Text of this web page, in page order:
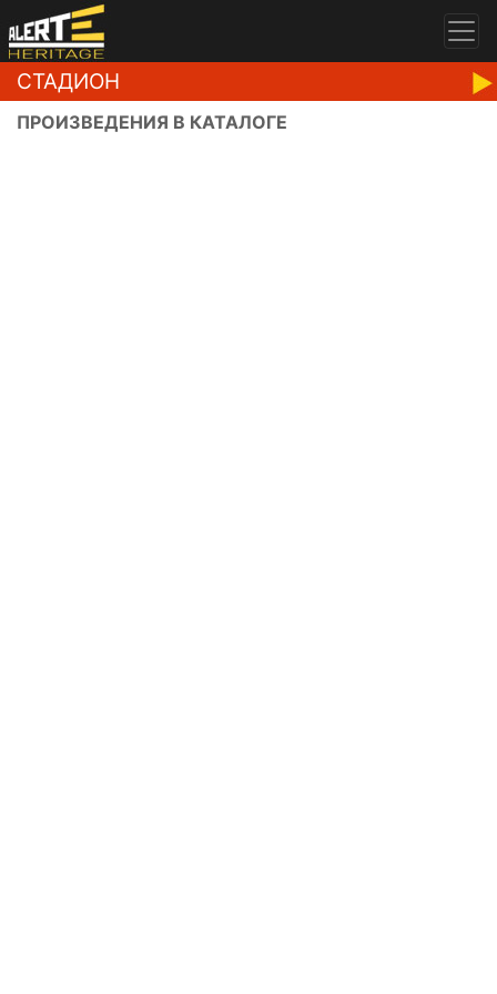
СТАДИОН
ПРОИЗВЕДЕНИЯ В КАТАЛОГЕ